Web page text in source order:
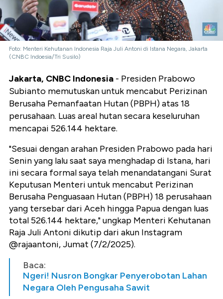
Foto: Menteri Kehutanan Indonesia Raja Juli Antoni di Istana Negara, Jakarta
(CNBC Indoesia/Tri Susilo)
Jakarta, CNBC Indonesia - Presiden Prabowo
Subianto memutuskan untuk mencabut Perizinan
Berusaha Pemanfaatan Hutan (PBPH) atas 18
perusahaan. Luas areal hutan secara keseluruhan
mencapai 526.144 hektare.
"Sesuai dengan arahan Presiden Prabowo pada hari
Senin yang lalu saat saya menghadap di Istana, hari
ini secara formal saya telah menandatangani Surat
Keputusan Menteri untuk mencabut Perizinan
Berusaha Penguasaan Hutan (PBPH) 18 perusahaan
yang tersebar dari Aceh hingga Papua dengan luas
total 526.144 hektare," ungkap Menteri Kehutanan
Raja Juli Antoni dikutip dari akun Instagram
@rajaantoni, Jumat (7/2/2025).
Baca:
Ngeri! Nusron Bongkar Penyerobotan Lahan
Negara Oleh Pengusaha Sawit